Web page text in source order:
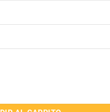
Incienso x 8 unidades cantidad